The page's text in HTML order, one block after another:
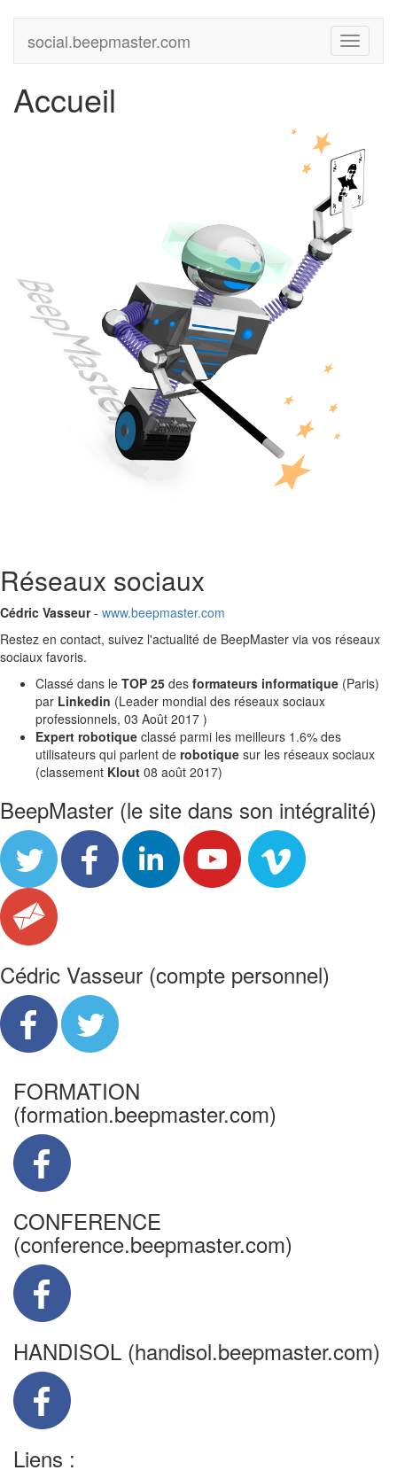
Menu
social.beepmaster.com
Accueil
Réseaux sociaux
Cédric Vasseur- www.beepmaster.com
Restez en contact, suivez l'actualité de BeepMaster via vos réseaux
sociaux favoris.
Classé dans le TOP 25 des formateurs informatique (Paris)
par Linkedin (Leader mondial des réseaux sociaux
professionnels, 03 Août 2017 )
Expert robotique classé parmi les meilleurs 1.6% des
utilisateurs qui parlent de robotique sur les réseaux sociaux
(classement Klout 08 août 2017)
BeepMaster (le site dans son intégralité)
Cédric Vasseur (compte personnel)
FORMATION
(formation.beepmaster.com)
CONFERENCE
(conference.beepmaster.com)
HANDISOL (handisol.beepmaster.com)
Liens :